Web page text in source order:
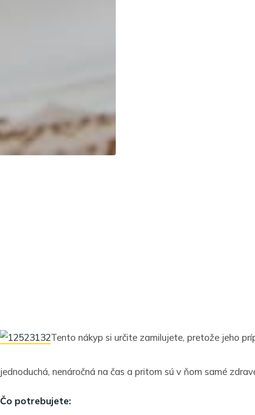
Tento nákyp si určite zamilujete, pretože jeho
jednoduchá, nenáročná na čas a pritom sú v ňom samé
Čo potrebujete: